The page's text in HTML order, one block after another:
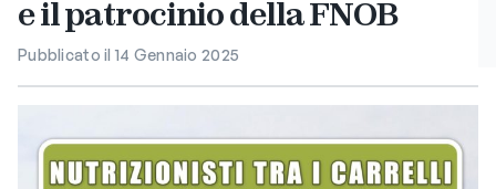
e il patrocinio della FNOB
Pubblicato il 14 Gennaio 2025